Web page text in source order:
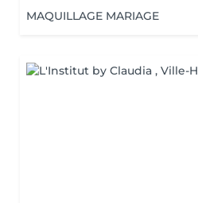
MAQUILLAGE MARIAGE